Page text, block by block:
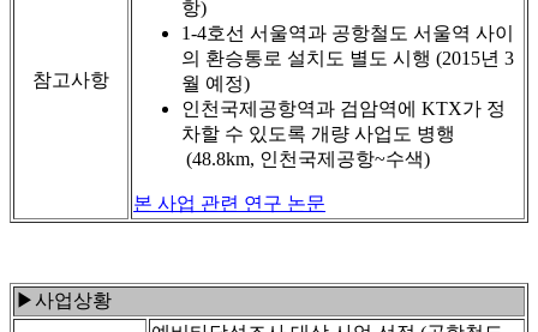
참고사항
항)
1-4호선 서울역과 공항철도 서울역 사이
의 환승통로 설치도 별도 시행 (2015년 3
월 예정)
인천국제공항역과 검암역에 KTX가 정
차할 수 있도록 개량 사업도 병행
(48.8km, 인천국제공항~수색)
본 사업 관련 연구 논문
▶사업상황